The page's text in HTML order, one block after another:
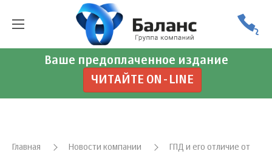
Ваше предоплаченное издание
ЧИТАЙТЕ ON-LINE
Главная Новости компании
ГПД и его отличие от